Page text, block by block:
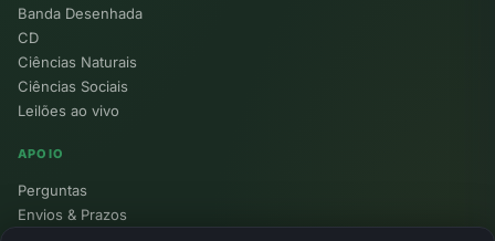
Banda Desenhada
CD
Ciências Naturais
Ciências Sociais
Leilões ao vivo
APOIO
Perguntas
Envios & Prazos